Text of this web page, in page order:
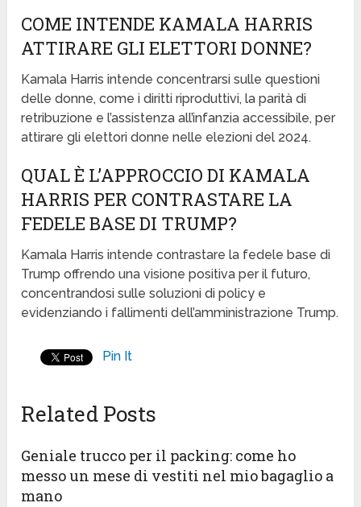
COME INTENDE KAMALA HARRIS
ATTIRARE GLI ELETTORI DONNE?
Kamala Harris intende concentrarsi sulle questioni
delle donne, come i diritti riproduttivi, la parità di
retribuzione e l’assistenza all’infanzia accessibile, per
attirare gli elettori donne nelle elezioni del 2024.
QUAL È L’APPROCCIO DI KAMALA
HARRIS PER CONTRASTARE LA
FEDELE BASE DI TRUMP?
Kamala Harris intende contrastare la fedele base di
Trump offrendo una visione positiva per il futuro,
concentrandosi sulle soluzioni di policy e
evidenziando i fallimenti dell’amministrazione Trump.
Pin It
Related Posts
Geniale trucco per il packing: come ho
messo un mese di vestiti nel mio bagaglio a
mano